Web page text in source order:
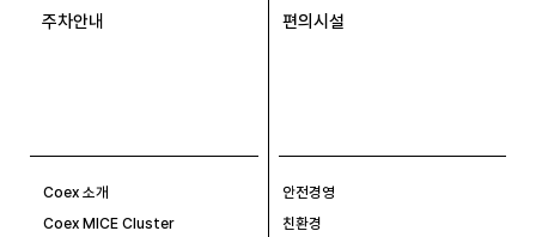
주차안내 편의시설
Coex 소개
Coex MICE Cluster
안전경영
친환경